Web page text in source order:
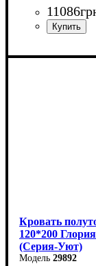
11086
Ширина: 180 см
Кровать
120*200
(Серия-Уют)
29892